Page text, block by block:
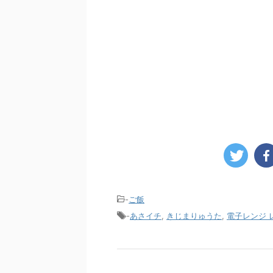
- ご飯
-あさイチ きじまりゅうた 電子レンジ